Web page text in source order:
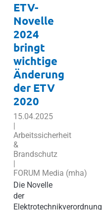
ETV-
Novelle
2024
bringt
wichtige
Änderung
der ETV
2020
15.04.2025
Arbeitssicherheit
&
Brandschutz
FORUM Media (mha)
Die Novelle
der
Elektrotechnikverordnung